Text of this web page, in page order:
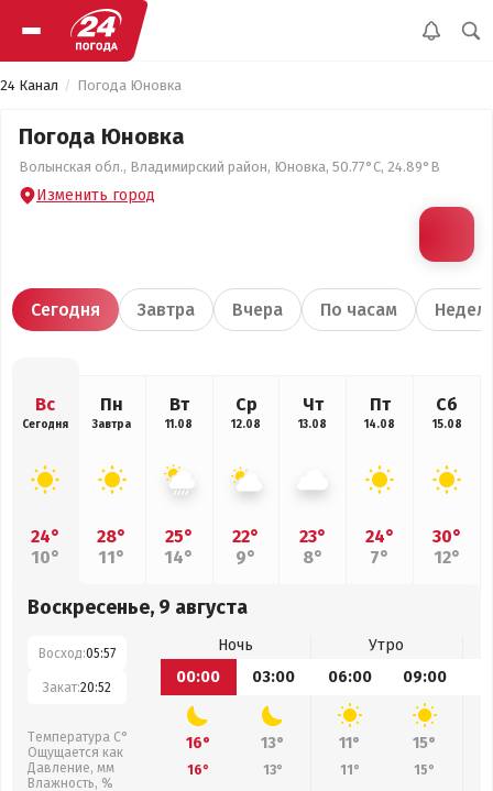
24 Канал Погода Юновка
Погода Юновка
Волынская обл., Владимирский район, Юновка, 50.77°С, 24.89°В
Изменить город
Сегодня Завтра Вчера По часам
Вс
Сегодня
24°
10°
Пн
Завтра
28°
11°
Вт
11.08
25°
14°
Ср
12.08
22°
9°
Чт
13.08
23°
8°
Пт
14.08
24°
7°
Сб
15.08
30°
12°
Воскресенье, 9 августа
Восход:05:57
Закат:20:52
Температура С°
Ощущается как
Давление, мм
Влажность, %
Ночь
Утро
00:00
03:00 06:00 09:00
16° 13° 11° 15°
16° 13° 11° 15°